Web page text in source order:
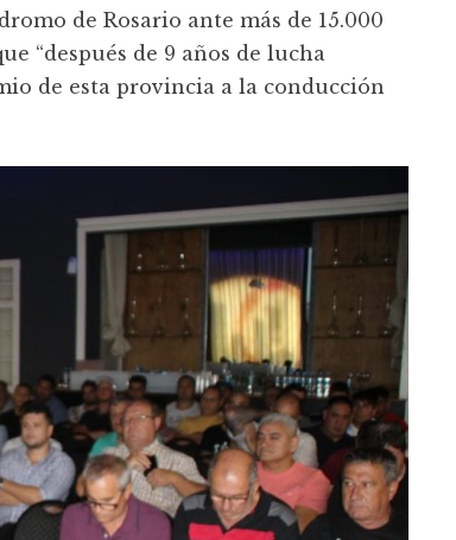
de Rosario ante más de 15.000
“después de 9 años de lucha
de esta provincia a la conducción